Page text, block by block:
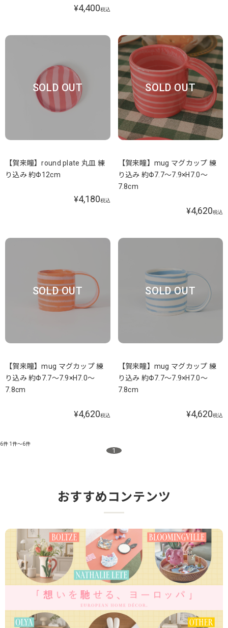
¥4,400税込
SOLD OUT
【賀来瞳】round plate 丸皿 練
り込み 約Φ12cm
¥4,180税込
SOLD OUT
【賀来瞳】mug マグカップ 練
り込み 約Φ7.7～7.9×H7.0～
7.8cm
¥4,620税込
SOLD OUT
【賀来瞳】mug マグカップ 練
り込み 約Φ7.7～7.9×H7.0～
7.8cm
¥4,620税込
SOLD OUT
【賀来瞳】mug マグカップ 練
り込み 約Φ7.7～7.9×H7.0～
7.8cm
¥4,620税込
6件 1件～6件
1
おすすめコンテンツ